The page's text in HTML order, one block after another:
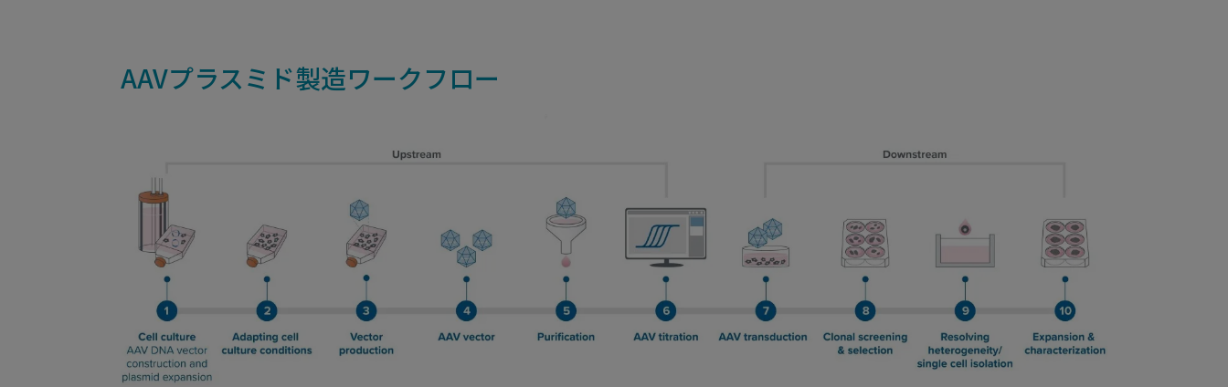
AAVプラスミド製造ワークフロー